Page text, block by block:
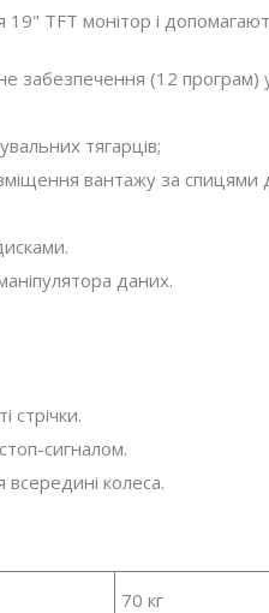
19" TFT монітор і
забезпечення (12 програм)
тягарців;
вантажу за спицями
даних.
стрічки.
сигналом.
всередині колеса.
70 кг